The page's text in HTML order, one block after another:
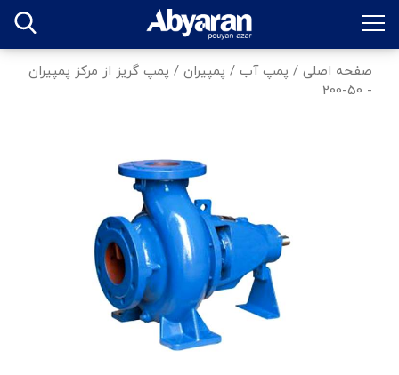
صفحه اصلی / پمپ آب / پمپیران / پمپ گریز از مرکز پمپیران
- 50-200